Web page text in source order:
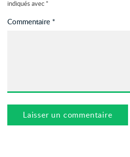
indiqués avec *
Commentaire *